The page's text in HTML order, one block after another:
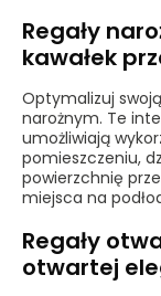
Regały
kawałek
Optymalizuj
narożnym. Te
umożliwiają
pomieszczeniu,
powierzchnię
miejsca na
Regały
otwartej